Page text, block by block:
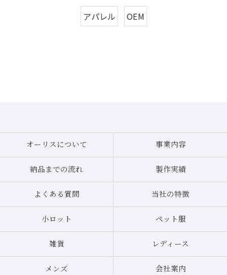
アパレル OEM
オーリスについて 事業内容
納品までの流れ 製作実績
よくある質問 当社の特徴
小ロット ペット服
雑貨 レディース
メンズ 会社案内